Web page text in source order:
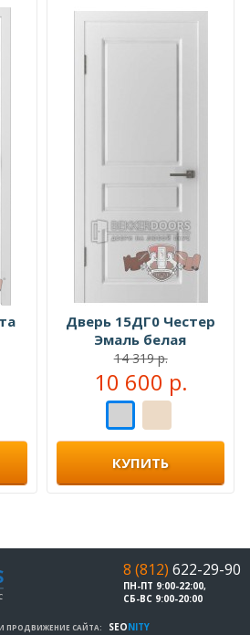
Дверь 15ДГ0 Честер
Эмаль белая
14 319 р.
10 600 р.
КУПИТЬ
8 (812) 622-29-90
ПН-ПТ 9:00-22:00,
СБ-ВС 9:00-20:00
ПРОДВИЖЕНИЕ САЙТА: SEONITY